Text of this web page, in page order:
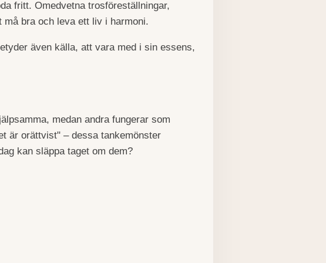
fritt. Omedvetna trosföreställningar,
bra och leva ett liv i harmoni.
även källa, att vara med i sin essens,
medan andra fungerar som
är orättvist" – dessa tankemönster
kan släppa taget om dem?